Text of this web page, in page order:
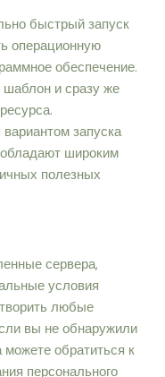
быстрый запуск
операционную
обеспечение.
и сразу же
запуска
широким
полезных
сервера,
условия
любые
вы не обнаружили
обратиться к
персонального